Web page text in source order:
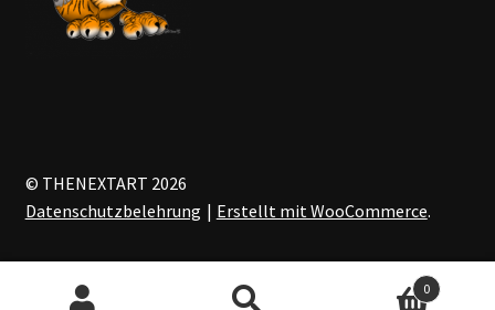
© THENEXTART 2026
Datenschutzbelehrung
Erstellt mit WooCommerce.
0